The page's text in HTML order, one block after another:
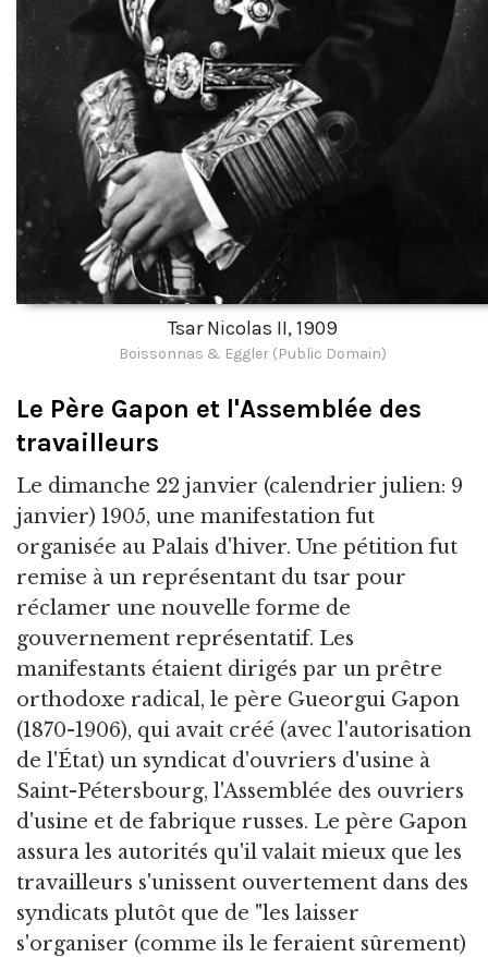
Tsar Nicolas II, 1909
Boissonnas & Eggler (Public Domain)
Le Père Gapon et l'Assemblée des
travailleurs
Le dimanche 22 janvier (calendrier julien: 9
janvier) 1905, une manifestation fut
organisée au Palais d'hiver. Une pétition fut
remise à un représentant du tsar pour
réclamer une nouvelle forme de
gouvernement représentatif. Les
manifestants étaient dirigés par un prêtre
orthodoxe radical, le père Gueorgui Gapon
(1870-1906), qui avait créé (avec l'autorisation
de l'État) un syndicat d'ouvriers d'usine à
Saint-Pétersbourg, l'Assemblée des ouvriers
d'usine et de fabrique russes. Le père Gapon
assura les autorités qu'il valait mieux que les
travailleurs s'unissent ouvertement dans des
syndicats plutôt que de "les laisser
s'organiser (comme ils le feraient sûrement)